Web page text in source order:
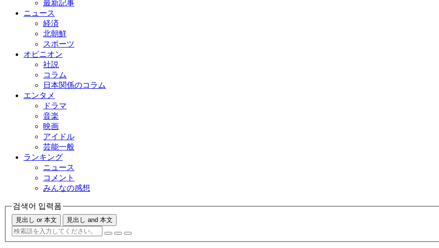
最新記事
ニュース
経済
北朝鮮
スポーツ
オピニオン
社説
コラム
日本関係のコラム
エンタメ
ドラマ
音楽
映画
アイドル
芸能一般
ランキング
ニュース
コメント
みんなの感想
검색어 입력폼
見出し or 本文 見出し and 本文